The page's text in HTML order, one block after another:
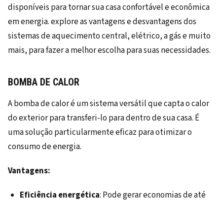
BOMBA DE CALOR
A bomba de calor é um sistema versátil que capta o calor
do exterior para transferi-lo para dentro de sua casa. É
uma solução particularmente eficaz para otimizar o
consumo de energia.
Vantagens:
Eficiência energética: Pode gerar economias de até